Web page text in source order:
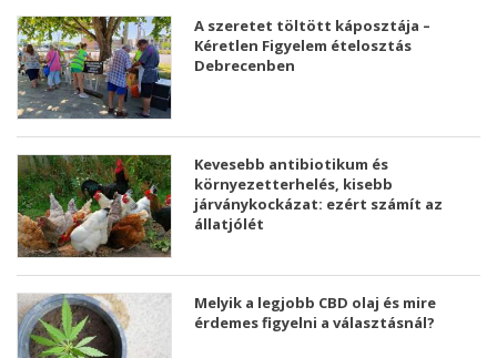
A szeretet töltött káposztája –
Kéretlen Figyelem ételosztás
Debrecenben
Kevesebb antibiotikum és
környezetterhelés, kisebb
járványkockázat: ezért számít az
állatjólét
Melyik a legjobb CBD olaj és mire
érdemes figyelni a választásnál?